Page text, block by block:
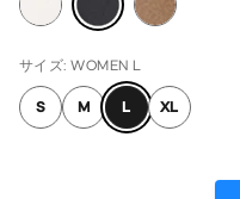
サイズ: WOMEN L
S M L XL